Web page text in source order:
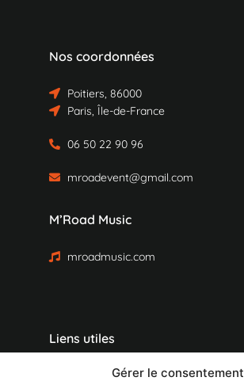
Gérer le consentement
Nos coordonnées
Poitiers, 86000
Paris, Île-de-France
06 50 22 90 96
mroadevent@gmail.com
M’Road Music
mroadmusic.com
Liens utiles